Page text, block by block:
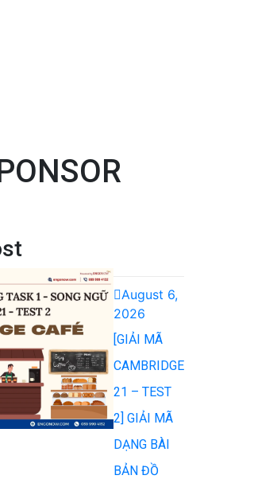
August 6,
2026
[GIẢI MÃ
CAMBRIDGE
21 – TEST
2] GIẢI MÃ
DẠNG BÀI
BẢN ĐỒ